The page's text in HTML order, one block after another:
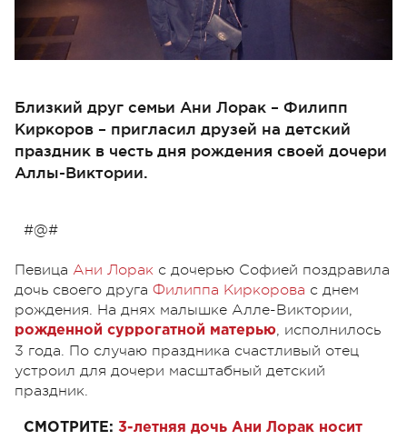
Близкий друг семьи Ани Лорак – Филипп
Киркоров – пригласил друзей на детский
праздник в честь дня рождения своей дочери
Аллы-Виктории.
#@#
Певица Ани Лорак с дочерью Софией поздравила
дочь своего друга Филиппа Киркорова с днем
рождения. На днях малышке Алле-Виктории,
рожденной суррогатной матерью, исполнилось
3 года. По случаю праздника счастливый отец
устроил для дочери масштабный детский
праздник.
СМОТРИТЕ: 3-летняя дочь Ани Лорак носит